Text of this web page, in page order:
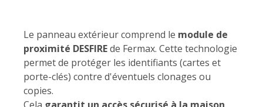
Le panneau extérieur comprend le module de
proximité DESFIREde Fermax. Cette technologie
permet de protéger les identifiants (cartes et
porte-clés) contre d'éventuels clonages ou
copies.